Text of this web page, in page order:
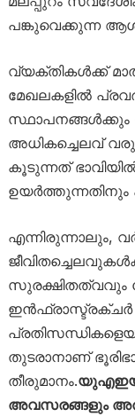
പങ്കുവെക്കുന്ന
വ്യക്തികൾക്ക്
മേഖലകളിൽ
സ്ഥാപനങ്ങൾക്കും
അധികച്ചെലവ്
കൂടുന്നത്
ഉയർത്തുന്നതിനും
എന്നിരുന്നാലും,
സുരക്ഷിതത്വവും
തുടരാനാണ്
തീരുമാനം.
അവസരങ്ങളും